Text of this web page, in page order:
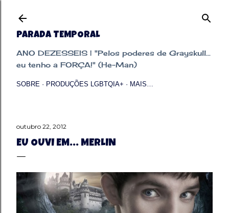
PARADA TEMPORAL
ANO DEZESSEIS | "Pelos poderes de Grayskull...
eu tenho a FORÇA!" (He-Man)
SOBRE PRODUÇÕES LGBTQIA+ MAIS…
outubro 22, 2012
EU OUVI EM... MERLIN